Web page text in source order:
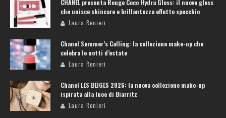
CHANEL presenta Rouge Coco Hydra Gloss: il nuovo gloss
che unisce skincare e brillantezza effetto specchio
Laura Renieri
Chanel Summer’s Calling: la collezione make-up che
celebra le notti d’estate
Laura Renieri
Chanel LES BEIGES 2026: la nuova collezione make-up
ispirata alla luce di Biarritz
Laura Renieri